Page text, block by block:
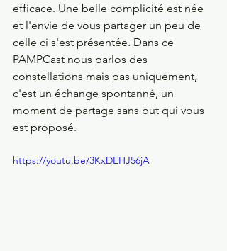
efficace. Une belle complicité est née
et l'envie de vous partager un peu de
celle ci s'est présentée. Dans ce
PAMPCast nous parlos des
constellations mais pas uniquement,
c'est un échange spontanné, un
moment de partage sans but qui vous
est proposé.
https://youtu.be/3KxDEHJ56jA